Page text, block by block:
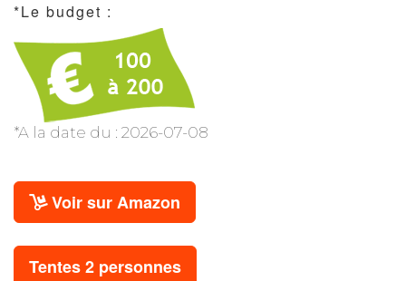
*Le budget :
*A la date du : 2026-07-08
Voir sur Amazon
Tentes 2 personnes